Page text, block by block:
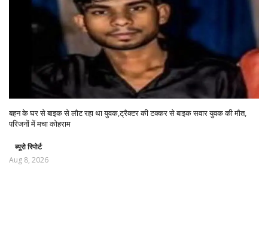
बहन के घर से बाइक से लौट रहा था युवक,ट्रैक्टर की टक्कर से बाइक सवार युवक की मौत,
परिजनों में मचा कोहराम
ब्यूरो रिपोर्ट
Aug 8, 2026